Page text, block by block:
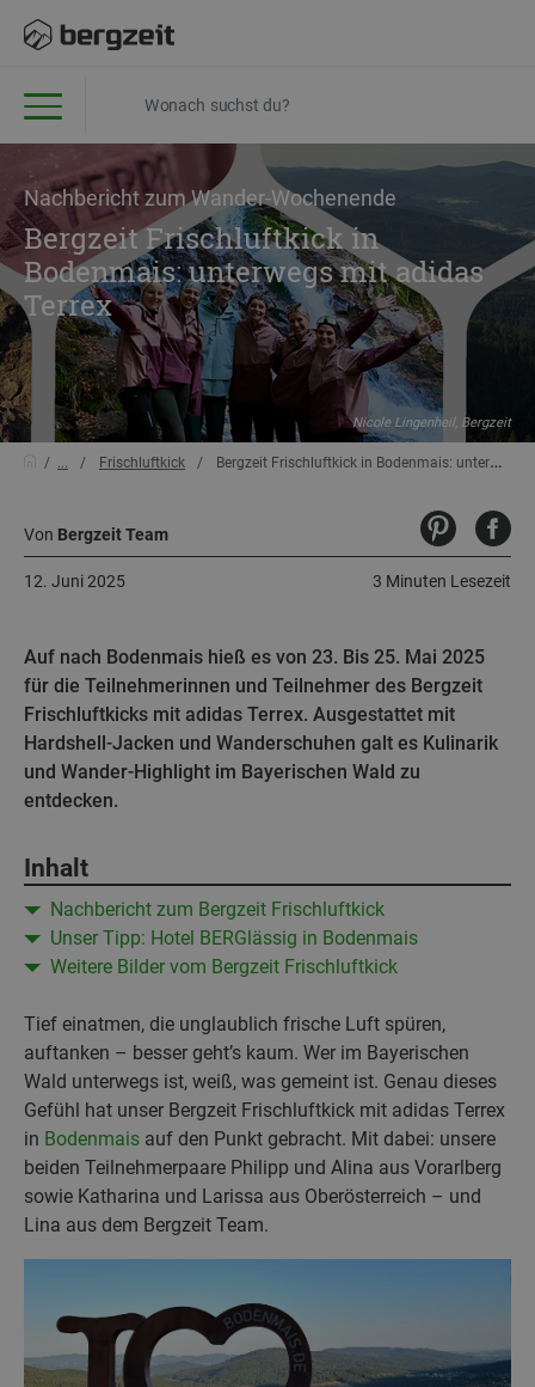
Nachbericht zum Wander-Wochenende
Bergzeit Frischluftkick in
Bodenmais: unterwegs mit adidas
Terrex
Nicole Lingenheil, Bergzeit
... Frischluftkick Bergzeit Frischluftkick in Bodenmais: unterwegs mit adidas Terrex
Von Bergzeit Team
3 Minuten Lesezeit
12. Juni 2025
Auf nach Bodenmais hieß es von 23. Bis 25. Mai 2025
für die Teilnehmerinnen und Teilnehmer des Bergzeit
Frischluftkicks mit adidas Terrex. Ausgestattet mit
Hardshell-Jacken und Wanderschuhen galt es Kulinarik
und Wander-Highlight im Bayerischen Wald zu
entdecken.
Inhalt
Nachbericht zum Bergzeit Frischluftkick
Unser Tipp: Hotel BERGlässig in Bodenmais
Weitere Bilder vom Bergzeit Frischluftkick
Tief einatmen, die unglaublich frische Luft spüren,
auftanken – besser geht’s kaum. Wer im Bayerischen
Wald unterwegs ist, weiß, was gemeint ist. Genau dieses
Gefühl hat unser Bergzeit Frischluftkick mit adidas Terrex
in Bodenmais auf den Punkt gebracht. Mit dabei: unsere
beiden Teilnehmerpaare Philipp und Alina aus Vorarlberg
sowie Katharina und Larissa aus Oberösterreich – und
Lina aus dem Bergzeit Team.